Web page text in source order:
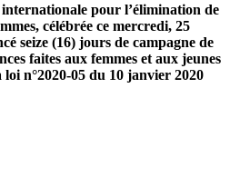
pour l’élimination de
célébrée ce mercredi, 25
seize (16) jours de campagne de
faites aux femmes et aux jeunes
n°2020-05 du 10 janvier 2020